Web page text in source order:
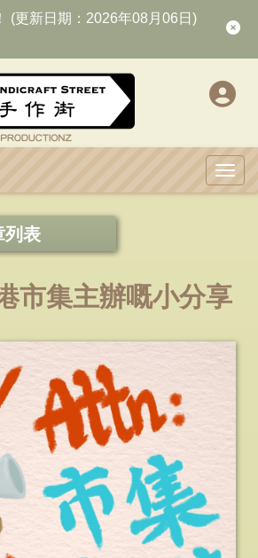
(更新日期：2026年08月06日)
列表
市集主辦嘅小分享